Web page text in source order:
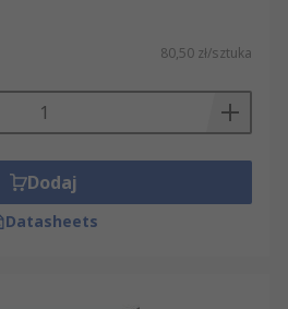
80,50 zł/sztuka
Dodaj
Datasheets